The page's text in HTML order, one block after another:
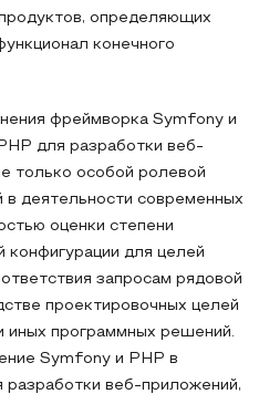
определяющих
конечного
фреймворка Symfony и
для разработки веб-
только особой ролевой
деятельности современных
оценки степени
конфигурации для целей
запросам рядовой
проектировочных целей
иных программных решений.
Symfony и PHP в
разработки веб-приложений,